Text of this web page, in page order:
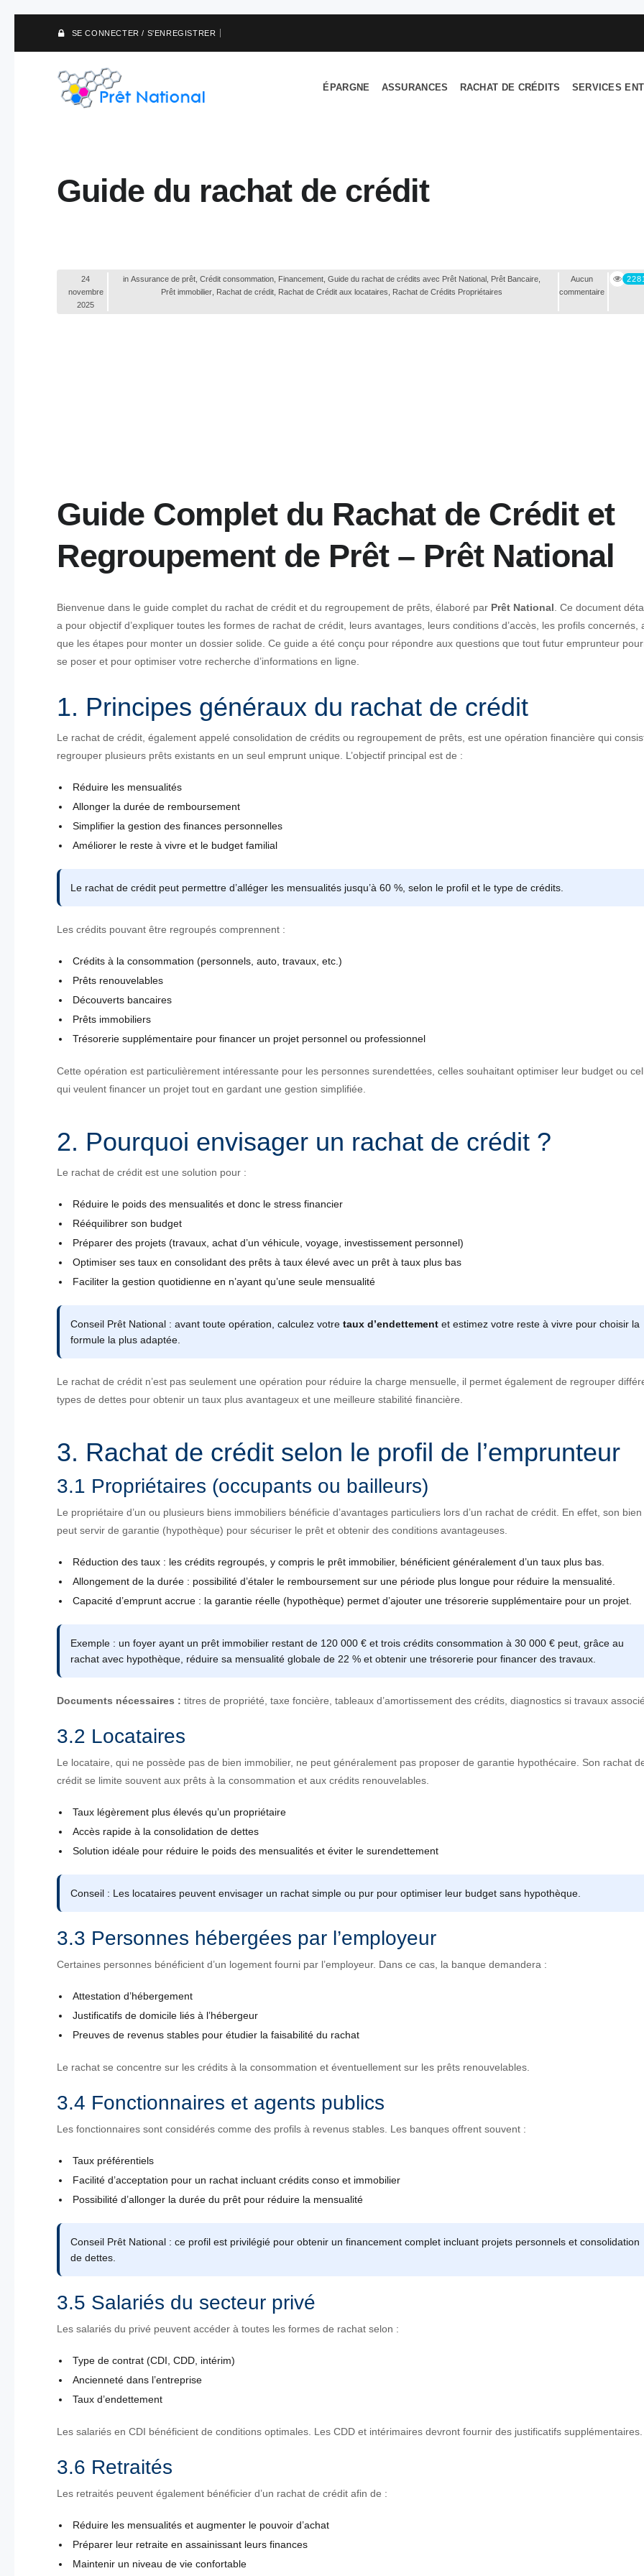
SE CONNECTER / S'ENREGISTRER
ÉPARGNE ASSURANCES RACHAT DE CRÉDITS SERVICES
Guide du rachat de crédit
24
novembre
2025
in Assurance de prêt Crédit consommation Financement Guide du rachat de crédits avec Prêt National Prêt Bancaire
Prêt immobilier Rachat de crédit Rachat de Crédit aux locataires Rachat de Crédits Propriétaires
Aucun
commentaire
Guide Complet du Rachat de Crédit et
Regroupement de Prêt – Prêt National
Bienvenue dans le guide complet du rachat de crédit et du regroupement de prêts, élaboré par Prêt National . Ce document
a pour objectif d’expliquer toutes les formes de rachat de crédit, leurs avantages, leurs conditions d’accès, les profils concernés,
que les étapes pour monter un dossier solide. Ce guide a été conçu pour répondre aux questions que tout futur emprunteur
se poser et pour optimiser votre recherche d’informations en ligne.
1. Principes généraux du rachat de crédit
Le rachat de crédit, également appelé consolidation de crédits ou regroupement de prêts, est une opération financière qui
regrouper plusieurs prêts existants en un seul emprunt unique. L’objectif principal est de :
Réduire les mensualités
Allonger la durée de remboursement
Simplifier la gestion des finances personnelles
Améliorer le reste à vivre et le budget familial
Le rachat de crédit peut permettre d’alléger les mensualités jusqu’à 60 %, selon le profil et le type de crédits.
Les crédits pouvant être regroupés comprennent :
Crédits à la consommation (personnels, auto, travaux, etc.)
Prêts renouvelables
Découverts bancaires
Prêts immobiliers
Trésorerie supplémentaire pour financer un projet personnel ou professionnel
Cette opération est particulièrement intéressante pour les personnes surendettées, celles souhaitant optimiser leur budget ou
qui veulent financer un projet tout en gardant une gestion simplifiée.
2. Pourquoi envisager un rachat de crédit ?
Le rachat de crédit est une solution pour :
Réduire le poids des mensualités et donc le stress financier
Rééquilibrer son budget
Préparer des projets (travaux, achat d’un véhicule, voyage, investissement personnel)
Optimiser ses taux en consolidant des prêts à taux élevé avec un prêt à taux plus bas
Faciliter la gestion quotidienne en n’ayant qu’une seule mensualité
Conseil Prêt National : avant toute opération, calculez votre taux d’endettement et estimez votre reste à vivre pour choisir la
formule la plus adaptée.
Le rachat de crédit n’est pas seulement une opération pour réduire la charge mensuelle, il permet également de regrouper
types de dettes pour obtenir un taux plus avantageux et une meilleure stabilité financière.
3. Rachat de crédit selon le profil de l’emprunteur
3.1 Propriétaires (occupants ou bailleurs)
Le propriétaire d’un ou plusieurs biens immobiliers bénéficie d’avantages particuliers lors d’un rachat de crédit. En effet, son bien
peut servir de garantie (hypothèque) pour sécuriser le prêt et obtenir des conditions avantageuses.
Réduction des taux : les crédits regroupés, y compris le prêt immobilier, bénéficient généralement d’un taux plus bas.
Allongement de la durée : possibilité d’étaler le remboursement sur une période plus longue pour réduire la mensualité.
Capacité d’emprunt accrue : la garantie réelle (hypothèque) permet d’ajouter une trésorerie supplémentaire pour un projet.
Exemple : un foyer ayant un prêt immobilier restant de 120 000 € et trois crédits consommation à 30 000 € peut, grâce au
rachat avec hypothèque, réduire sa mensualité globale de 22 % et obtenir une trésorerie pour financer des travaux.
Documents nécessaires : titres de propriété, taxe foncière, tableaux d’amortissement des crédits, diagnostics si travaux
3.2 Locataires
Le locataire, qui ne possède pas de bien immobilier, ne peut généralement pas proposer de garantie hypothécaire. Son rachat
crédit se limite souvent aux prêts à la consommation et aux crédits renouvelables.
Taux légèrement plus élevés qu’un propriétaire
Accès rapide à la consolidation de dettes
Solution idéale pour réduire le poids des mensualités et éviter le surendettement
Conseil : Les locataires peuvent envisager un rachat simple ou pur pour optimiser leur budget sans hypothèque.
3.3 Personnes hébergées par l’employeur
Certaines personnes bénéficient d’un logement fourni par l’employeur. Dans ce cas, la banque demandera :
Attestation d’hébergement
Justificatifs de domicile liés à l’hébergeur
Preuves de revenus stables pour étudier la faisabilité du rachat
Le rachat se concentre sur les crédits à la consommation et éventuellement sur les prêts renouvelables.
3.4 Fonctionnaires et agents publics
Les fonctionnaires sont considérés comme des profils à revenus stables. Les banques offrent souvent :
Taux préférentiels
Facilité d’acceptation pour un rachat incluant crédits conso et immobilier
Possibilité d’allonger la durée du prêt pour réduire la mensualité
Conseil Prêt National : ce profil est privilégié pour obtenir un financement complet incluant projets personnels et consolidation
de dettes.
3.5 Salariés du secteur privé
Les salariés du privé peuvent accéder à toutes les formes de rachat selon :
Type de contrat (CDI, CDD, intérim)
Ancienneté dans l’entreprise
Taux d’endettement
Les salariés en CDI bénéficient de conditions optimales. Les CDD et intérimaires devront fournir des justificatifs supplémentaires.
3.6 Retraités
Les retraités peuvent également bénéficier d’un rachat de crédit afin de :
Réduire les mensualités et augmenter le pouvoir d’achat
Préparer leur retraite en assainissant leurs finances
Maintenir un niveau de vie confortable